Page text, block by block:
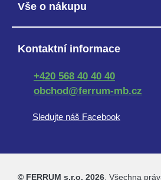
Vše o nákupu
Kontaktní informace
+420 568 40 40 40
obchod@ferrum-mb.cz
Sledujte náš Facebook
© FERRUM s.r.o. 2026. Všechna